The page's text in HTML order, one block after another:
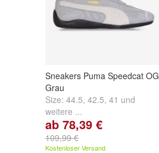
Sneakers Puma Speedcat OG
Grau
Size: 44.5, 42.5, 41 und
weitere ...
ab 78,39 €
109,99 €
Kostenloser Versand